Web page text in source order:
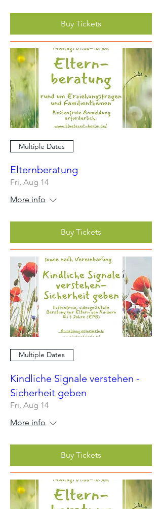
Buy Tickets
Multiple Dates
Elternberatung
Fri, Aug 14
More info
Buy Tickets
Multiple Dates
Kindliche Signale verstehen -
Sicherheit geben
Fri, Aug 14
More info
Buy Tickets